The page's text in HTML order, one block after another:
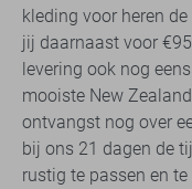
kleding voor heren
jij daarnaast voor
levering ook nog
mooiste New
ontvangst nog over
bij ons 21 dagen de
rustig te passen en